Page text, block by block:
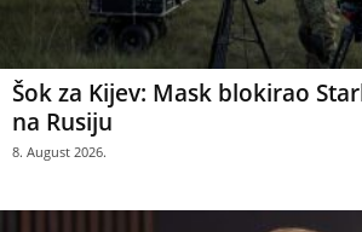
Šok za Kijev: Mask blokirao
na Rusiju
8. August 2026.